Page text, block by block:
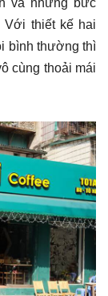
Với thiết kế hai
bình thường thì
cùng thoải mái